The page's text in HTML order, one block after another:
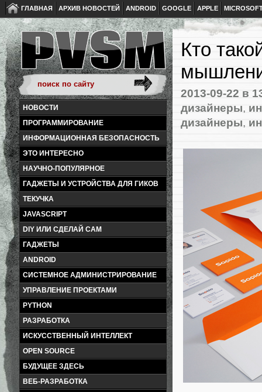
ГЛАВНАЯ АРХИВ НОВОСТЕЙ ANDROID GOOGLE APPLE
НОВОСТИ
ПРОГРАММИРОВАНИЕ
ИНФОРМАЦИОННАЯ БЕЗОПАСНОСТЬ
ЭТО ИНТЕРЕСНО
НАУЧНО-ПОПУЛЯРНОЕ
ГАДЖЕТЫ И УСТРОЙСТВА ДЛЯ ГИКОВ
ТЕКУЧКА
JAVASCRIPT
DIY ИЛИ СДЕЛАЙ САМ
ГАДЖЕТЫ
ANDROID
СИСТЕМНОЕ АДМИНИСТРИРОВАНИЕ
УПРАВЛЕНИЕ ПРОЕКТАМИ
PYTHON
РАЗРАБОТКА
ИСКУССТВЕННЫЙ ИНТЕЛЛЕКТ
OPEN SOURCE
БУДУЩЕЕ ЗДЕСЬ
ВЕБ-РАЗРАБОТКА
Кто
2013-09-22 в
дизайнеры,
дизайнеры,